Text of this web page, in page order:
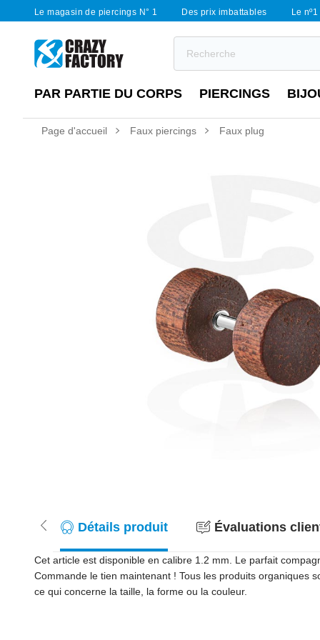
Le magasin de piercings N° 1 Des prix imbattables Le
PAR PARTIE DU CORPS PIERCINGS
Page d'accueil Faux piercings Faux plug
Détails produit Évaluations
Cet article est disponible en calibre 1.2 mm. Le parfait
Commande le tien maintenant ! Tous les produits organiques
ce qui concerne la taille, la forme ou la couleur.